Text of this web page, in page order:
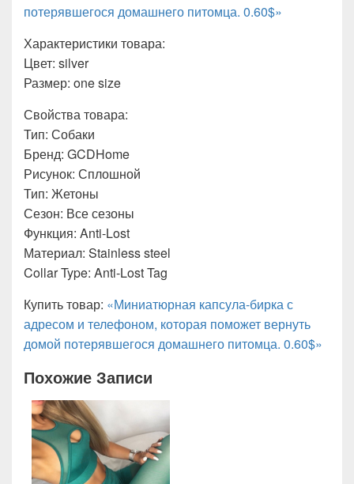
потерявшегося домашнего питомца. 0.60$»
Характеристики товара:
Цвет: silver
Размер: one size
Свойства товара:
Тип: Собаки
Бренд: GCDHome
Рисунок: Сплошной
Тип: Жетоны
Сезон: Все сезоны
Функция: Anti-Lost
Материал: Stainless steel
Collar Type: Anti-Lost Tag
Купить товар: «Миниатюрная капсула-бирка с
адресом и телефоном, которая поможет вернуть
домой потерявшегося домашнего питомца. 0.60$»
Похожие Записи